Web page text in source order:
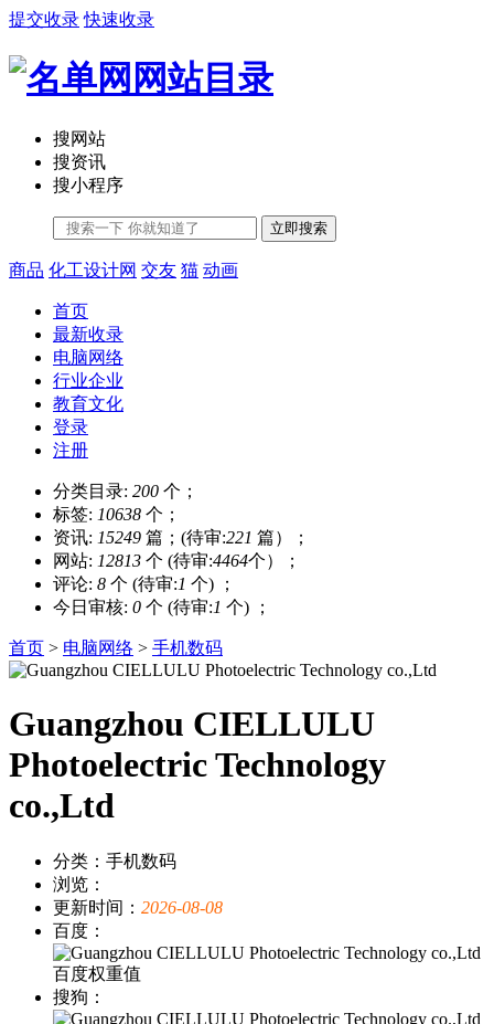
提交收录 快速收录
搜网站
搜资讯
搜小程序
立即搜索
商品 化工设计网 交友 猫 动画
首页
最新收录
电脑网络
行业企业
教育文化
登录
注册
分类目录: 200 个；
标签: 10638 个；
资讯: 15249 篇；(待审:221 篇）；
网站: 12813 个 (待审:4464个）；
评论: 8 个 (待审:1 个) ；
今日审核: 0 个 (待审:1 个) ；
首页 > 电脑网络 > 手机数码
Guangzhou CIELLULU
Photoelectric Technology
co.,Ltd
分类：手机数码
浏览：
更新时间： 2026-08-08
百度：
搜狗：